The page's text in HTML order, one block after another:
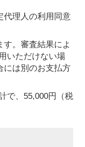
代理人の利用同意
す。審査結果によ
いただけない場
には別のお支払方
で、55,000円（税